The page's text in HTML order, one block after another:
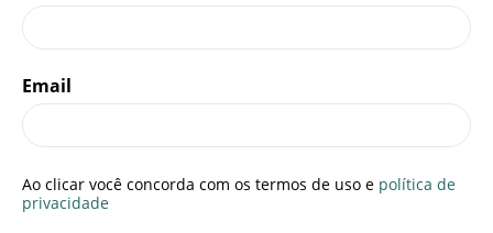
Email
Ao clicar você concorda com os termos de uso e política de
privacidade